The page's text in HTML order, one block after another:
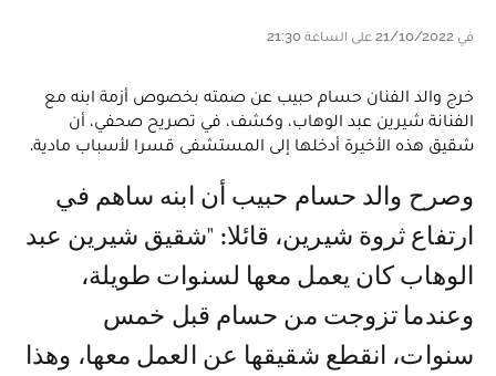
في 21/10/2022 على الساعة 21:30
خرج والد الفنان حسام حبيب عن صمته بخصوص أزمة ابنه مع
الفنانة شيرين عبد الوهاب، وكشف، في تصريح صحفي، أن
شقيق هذه الأخيرة أدخلها إلى المستشفى قسرا لأسباب مادية.
وصرح والد حسام حبيب أن ابنه ساهم في
ارتفاع ثروة شيرين، قائلا: "شقيق شيرين عبد
الوهاب كان يعمل معها لسنوات طويلة،
وعندما تزوجت من حسام قبل خمس
سنوات، انقطع شقيقها عن العمل معها، وهذا